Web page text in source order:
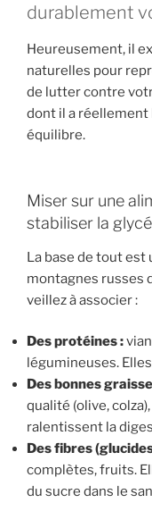
durablement
Heureusement, il
naturelles pour
de lutter contre
dont il a
équilibre.
Miser sur une
stabiliser la
La base de tout
montagnes russes
veillez à associer :
Des protéines :
légumineuses.
Des bonnes
qualité (olive,
ralentissent la
Des fibres
complètes, fruits.
du sucre dans le